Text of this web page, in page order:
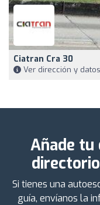
Ciatran Cra 30
Ver dirección y
Añade tu
Si tienes una
guía, envíanos la